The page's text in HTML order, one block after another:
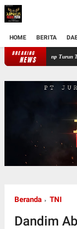
HOME BERITA
BREAKING
NEWSPerkuat
Beranda TNI
Dandim